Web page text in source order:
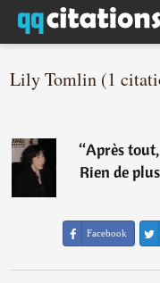
Lily Tomlin (1
“Après
Rien de
Facebook